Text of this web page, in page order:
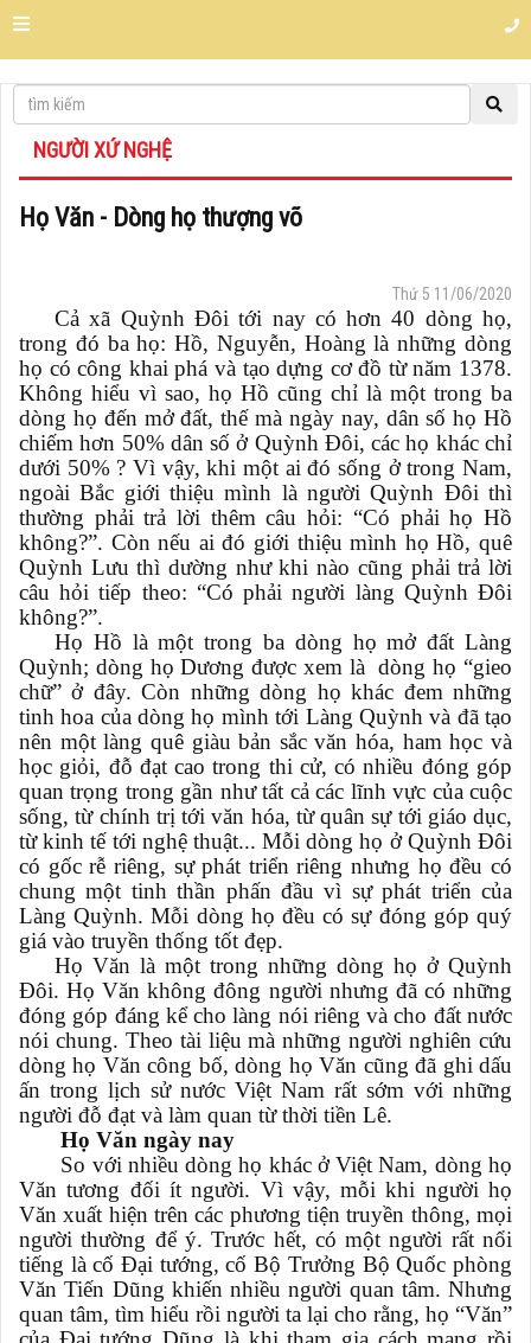
NGƯỜI XỨ NGHỆ
Họ Văn - Dòng họ thượng võ
Thứ 5 11/06/2020
Cả xã Quỳnh Đôi tới nay có hơn 40 dòng họ,
trong đó ba họ: Hồ, Nguyễn, Hoàng là những dòng
họ có công khai phá và tạo dựng cơ đồ từ năm 1378.
Không hiểu vì sao, họ Hồ cũng chỉ là một trong ba
dòng họ đến mở đất, thế mà ngày nay, dân số họ Hồ
chiếm hơn 50% dân số ở Quỳnh Đôi, các họ khác chỉ
dưới 50% ? Vì vậy, khi một ai đó sống ở trong Nam,
ngoài Bắc giới thiệu mình là người Quỳnh Đôi thì
thường phải trả lời thêm câu hỏi: “Có phải họ Hồ
không?”. Còn nếu ai đó giới thiệu mình họ Hồ, quê
Quỳnh Lưu thì dường như khi nào cũng phải trả lời
câu hỏi tiếp theo: “Có phải người làng Quỳnh Đôi
không?”.
Họ Hồ là một trong ba dòng họ mở đất Làng
Quỳnh; dòng họ Dương được xem là dòng họ “gieo
chữ” ở đây. Còn những dòng họ khác đem những
tinh hoa của dòng họ mình tới Làng Quỳnh và đã tạo
nên một làng quê giàu bản sắc văn hóa, ham học và
học giỏi, đỗ đạt cao trong thi cử, có nhiều đóng góp
quan trọng trong gần như tất cả các lĩnh vực của cuộc
sống, từ chính trị tới văn hóa, từ quân sự tới giáo dục,
từ kinh tế tới nghệ thuật... Mỗi dòng họ ở Quỳnh Đôi
có gốc rễ riêng, sự phát triển riêng nhưng họ đều có
chung một tinh thần phấn đầu vì sự phát triển của
Làng Quỳnh. Mỗi dòng họ đều có sự đóng góp quý
giá vào truyền thống tốt đẹp.
Họ Văn là một trong những dòng họ ở Quỳnh
Đôi. Họ Văn không đông người nhưng đã có những
đóng góp đáng kể cho làng nói riêng và cho đất nước
nói chung. Theo tài liệu mà những người nghiên cứu
dòng họ Văn công bố, dòng họ Văn cũng đã ghi dấu
ấn trong lịch sử nước Việt Nam rất sớm với những
người đỗ đạt và làm quan từ thời tiền Lê.
Họ Văn ngày nay
So với nhiều dòng họ khác ở Việt Nam, dòng họ
Văn tương đối ít người. Vì vậy, mỗi khi người họ
Văn xuất hiện trên các phương tiện truyền thông, mọi
người thường để ý. Trước hết, có một người rất nổi
tiếng là cố Đại tướng, cố Bộ Trưởng Bộ Quốc phòng
Văn Tiến Dũng khiến nhiều người quan tâm. Nhưng
quan tâm, tìm hiểu rồi người ta lại cho rằng, họ “Văn”